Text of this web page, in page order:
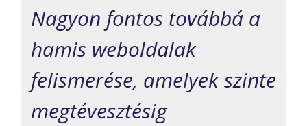
Nagyon fontos továbbá a
hamis weboldalak
felismerése, amelyek szinte
megtévesztésig